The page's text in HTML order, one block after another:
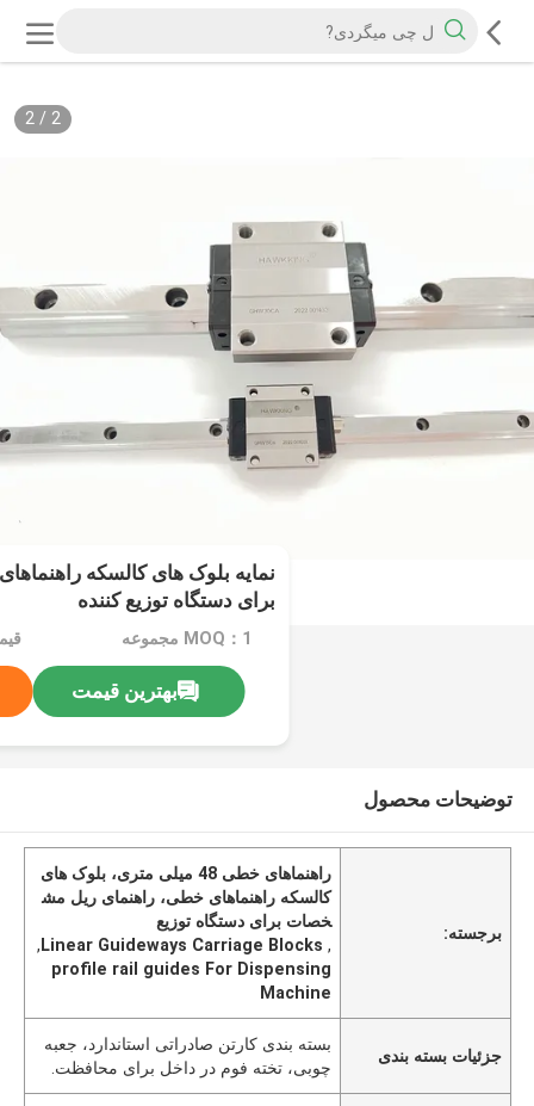
2
/
2
برای دستگاه توزیع کننده
MOQ：1 مجموعه
بهترین قیمت
توضیحات محصول
برجسته:
راهنماهای خطی 48 میلی متری، بلوک های
کالسکه راهنماهای خطی، راهنمای ریل مش
خصات برای دستگاه توزیع
,
Linear Guideways Carriage Blocks
,
profile rail guides For Dispensing
Machine
جزئیات بسته بندی
بسته بندی کارتن صادراتی استاندارد، جعبه
چوبی، تخته فوم در داخل برای محافظت.